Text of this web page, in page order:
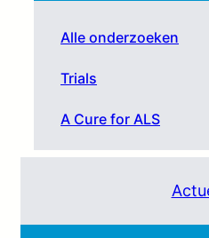
Alle onderzoeken
Trials
A Cure for ALS